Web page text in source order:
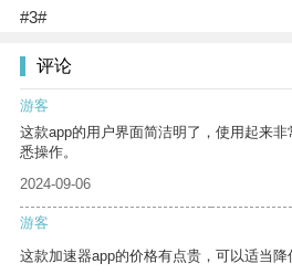
#3#
评论
游客
这款app的用户界面简洁明了，使用起来
悉操作。
2024-09-06
游客
这款加速器app的价格有点贵，可以适当降